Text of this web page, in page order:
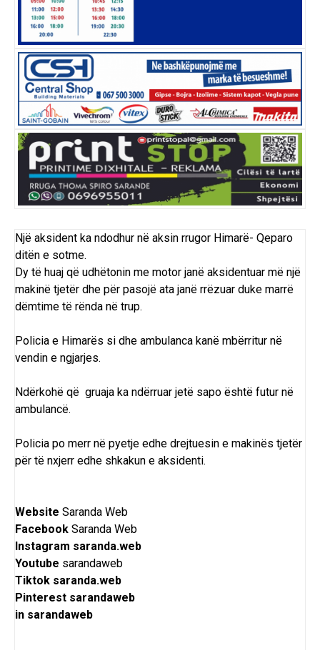
Një aksident ka ndodhur në aksin rrugor Himarë- Qeparo
ditën e sotme.
Dy të huaj që udhëtonin me motor janë aksidentuar më një
makinë tjetër dhe për pasojë ata janë rrëzuar duke marrë
dëmtime të rënda në trup.
Policia e Himarës si dhe ambulanca kanë mbërritur në
vendin e ngjarjes.
Ndërkohë që gruaja ka ndërruar jetë sapo është futur në
ambulancë.
Policia po merr në pyetje edhe drejtuesin e makinës tjetër
për të nxjerr edhe shkakun e aksidenti.
Website Saranda Web
Facebook Saranda Web
Instagram saranda.web
Youtube sarandaweb
Tiktok saranda.web
Pinterest sarandaweb
in sarandaweb